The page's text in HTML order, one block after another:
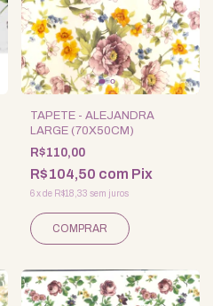
TAPETE - ALEJANDRA
LARGE (70X50CM)
R$110,00
R$104,50 com Pix
6 xde R$18,33 sem juros